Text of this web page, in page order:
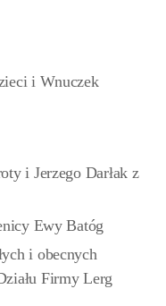
i Wnuczek
i Jerzego Darłak z
Ewy Batóg
i obecnych
Firmy Lerg